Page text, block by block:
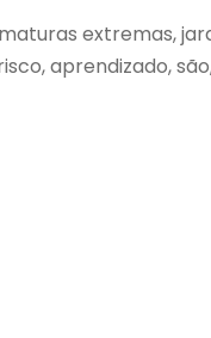
extremas,
aprendizado,